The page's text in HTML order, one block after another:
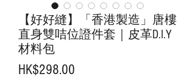
【好好縫】「香港製造」唐樓
直身雙咭位證件套｜皮革D.I.Y
材料包
HK$298.00